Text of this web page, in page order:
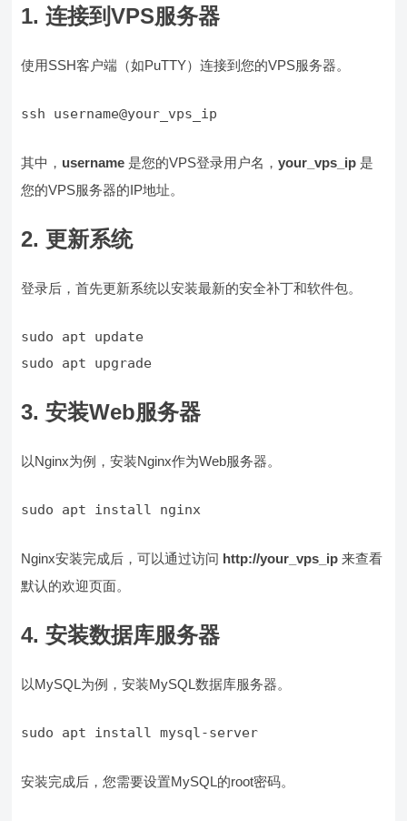
1. 连接到VPS服务器
使用SSH客户端（如PuTTY）连接到您的VPS服务器。
ssh username@your_vps_ip
其中， username 是您的VPS登录用户名，your_vps_ip 是
您的VPS服务器的IP地址。
2. 更新系统
登录后，首先更新系统以安装最新的安全补丁和软件包。
sudo apt upgrade
3. 安装Web服务器
以Nginx为例，安装Nginx作为Web服务器。
sudo apt install nginx
Nginx安装完成后，可以通过访问 http://your_vps_ip 来查看
默认的欢迎页面。
4. 安装数据库服务器
以MySQL为例，安装MySQL数据库服务器。
sudo apt install mysql-server
安装完成后，您需要设置MySQL的root密码。